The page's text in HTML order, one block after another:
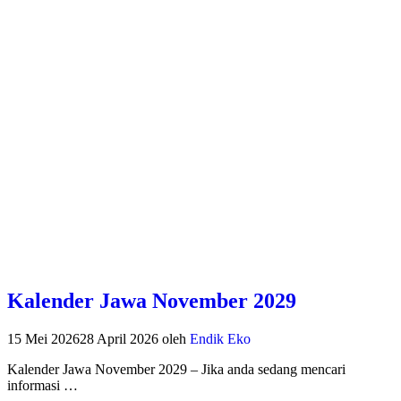
Kalender Jawa November 2029
15 Mei 202628 April 2026 oleh Endik Eko
Kalender Jawa November 2029 – Jika anda sedang mencari
informasi …